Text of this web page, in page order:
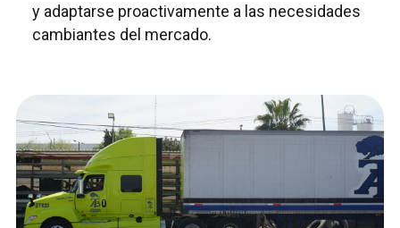
y adaptarse proactivamente a las necesidades
cambiantes del mercado.